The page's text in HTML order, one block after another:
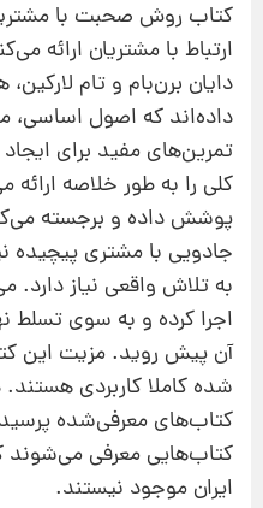
کتاب روش صحبت با
ارتباط با مشتریان ارائه
دایان برن‌بام و تام
داده‌اند که اصول اساسی،
تمرین‌های مفید برای
کلی را به‌ طور خلاصه
پوشش داده و برجسته
جادویی با مشتری پیچیده
به تلاش واقعی نیاز دارد.
اجرا کرده و به‌ سوی تسلط
آن ‌پیش روید. مزیت این
شده کاملا کاربردی هستند.
کتاب‌های معرفی‌شده
کتاب‌هایی معرفی می‌شوند
ایران موجود نیستند.